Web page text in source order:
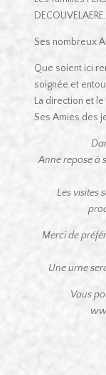
DECOUVELAERE,
Ses nombreux
Que soient ici
soignée et
La direction et le
Ses Amies des
Anne repose à
Les visites
Merci de
Une urne
Vous